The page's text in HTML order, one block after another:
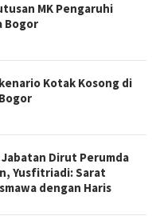
MK Pengaruhi
Bogor
Kotak Kosong di
Dirut Perumda
Yusfitriadi: Sarat
dengan Haris